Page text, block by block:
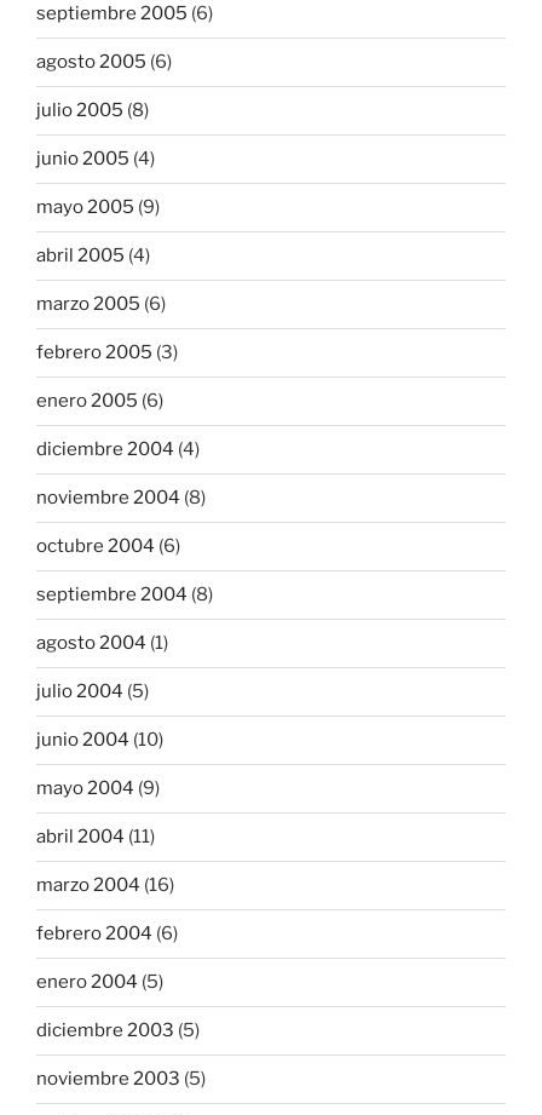
septiembre 2005 (6)
agosto 2005 (6)
julio 2005 (8)
junio 2005 (4)
mayo 2005 (9)
abril 2005 (4)
marzo 2005 (6)
febrero 2005 (3)
enero 2005 (6)
diciembre 2004 (4)
noviembre 2004 (8)
octubre 2004 (6)
septiembre 2004 (8)
agosto 2004 (1)
julio 2004 (5)
junio 2004 (10)
mayo 2004 (9)
abril 2004 (11)
marzo 2004 (16)
febrero 2004 (6)
enero 2004 (5)
diciembre 2003 (5)
noviembre 2003 (5)